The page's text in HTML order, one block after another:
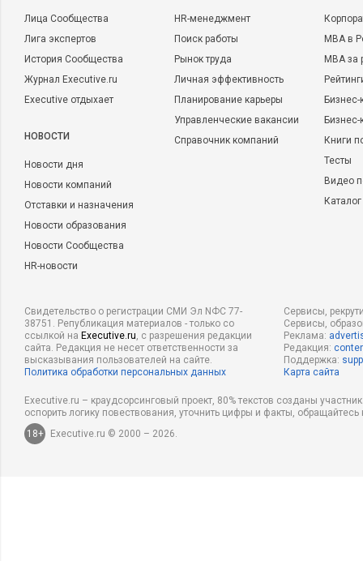
Лица Сообщества
Лига экспертов
История Сообщества
Журнал Executive.ru
Executive отдыхает
НОВОСТИ
Новости дня
Новости компаний
Отставки и назначения
Новости образования
Новости Сообщества
HR-новости
HR-менеджмент
Поиск работы
Рынок труда
Личная эффективность
Планирование карьеры
Управленческие вакансии
Справочник компаний
MBA в
MBA
Бизнес-
Книги
Тесты
Видео
Свидетельство о регистрации СМИ Эл NФС 77-
38751. Републикация материалов - только со
ссылкой на Executive.ru, с разрешения редакции
сайта. Редакция не несет ответственности за
высказывания пользователей на сайте.
Политика обработки персональных данных
Сервисы,
Сервисы,
Реклама:
Редакция:
Поддержка:
Карта сайта
Executive.ru – краудсорсинговый проект, 80% текстов созданы
оспорить логику повествования, уточнить цифры и факты,
18+
Executive.ru © 2000 – 2026.